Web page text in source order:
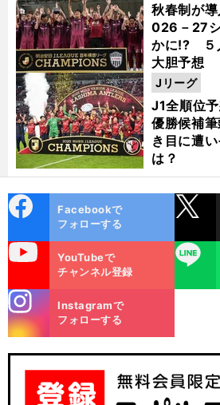
秋春制が
026－27
かに!? ５
大胆予想
J1全順位
優勝候補
き目に遭
は？
Jリーグ
ok
Facebookで
フォローする
YouTubeで
チャンネル登録
LINE
m
Instagramで
フォローする